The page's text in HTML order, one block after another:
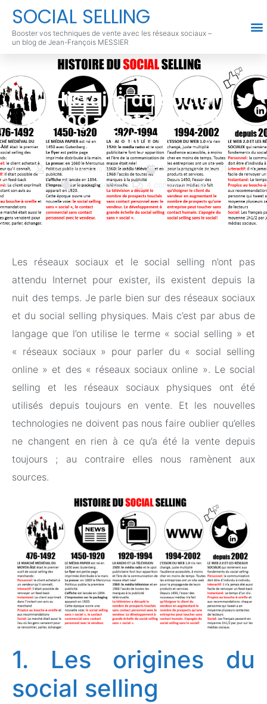
SOCIAL SELLING
Booster vos techniques de vente avec les réseaux sociaux –
un blog de Jean-François MESSIER
Histoire du social
selling – Retour vers le
futur
Jean-François MESSIER
10 septembre 2015
Social selling
4 commentaires
Les réseaux sociaux et le social selling n’ont pas
attendu Internet pour exister, ils existent depuis la
nuit des temps. Je parle bien sur des réseaux sociaux
et du social selling physiques. Mais c’est par abus de
langage que l’on utilise le terme « social selling » et
« réseaux sociaux » pour parler du « social selling
online » et des « réseaux sociaux online ». Le social
selling et les réseaux sociaux physiques ont été
utilisés depuis toujours en vente. Et les nouvelles
technologies ne doivent pas nous faire oublier qu’elles
ne changent en rien à ce qu’a été la vente depuis
toujours ; au contraire elles nous ramènent aux
sources.
1. Les origines du
social selling